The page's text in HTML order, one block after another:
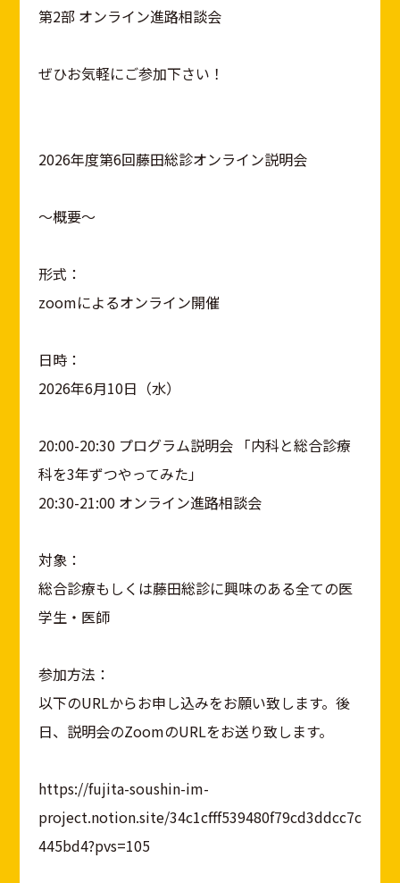
第2部 オンライン進路相談会
ぜひお気軽にご参加下さい！
2026年度第6回藤田総診オンライン説明会
～概要～
形式：
zoomによるオンライン開催
日時：
2026年6月10日（水）
20:00-20:30 プログラム説明会 「内科と総合診療
科を3年ずつやってみた」
20:30-21:00 オンライン進路相談会
対象：
総合診療もしくは藤田総診に興味のある全ての医
学生・医師
参加方法：
以下のURLからお申し込みをお願い致します。後
日、説明会のZoomのURLをお送り致します。
https://fujita-soushin-im-
project.notion.site/34c1cfff539480f79cd3ddcc7c
445bd4?pvs=105